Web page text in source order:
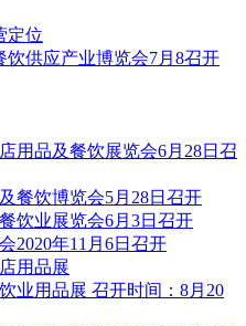
定位
饮供应产业博览会7月8召开
用品及餐饮展览会6月28日召
餐饮博览会5月28日召开
饮业展览会6月3日召开
2020年11月6日召开
用品展
业用品展 召开时间：8月20